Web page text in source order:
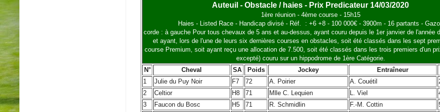
Auteuil - Obstacle / haies - Prix Predicateur 14/03/2020
1ère réunion - 4ème course - 15h15
Haies - Listed Race - Handicap divisé - Réf. : +6 +8 - 100 000€ - 3900m - 16 partants -
corde : à gauche Pour tous chevaux de 5 ans et au-dessus, ayant couru depuis le 1er janvier de l'année
et ayant, lors de l'une de leurs six dernières courses en obstacles, soit été classés dans les sept
course Premium, soit ayant reçu une allocation de 7.500, soit été classés dans les trois premiers d'un
excepté) couru sur un hippodrome de 1ère Catégorie.
N°
Cheval SA Poids Jockey Entraîneur
1
Julie du Puy Noir F7 72 A. Poirier A. Couétil
2
Celtior H8 71 Mlle C. Lequien L. Viel
3
Faucon du Bosc H5 71 R. Schmidlin F.-M. Cottin